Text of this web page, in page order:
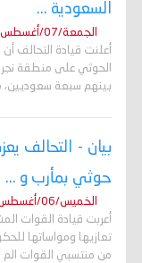
السعودية ...
الجمعة/07/أغسطس/2026 - 12:38 ص
أعلنت قيادة التحالف أن
بينهم سبعة
بيان - التحالف
حوثي بمأرب و ...
الخميس/06/أغسطس/2026 - 11:51 م
أعربت قيادة القوات
تعازيها ومواساتها
من منتسبي القوات الم